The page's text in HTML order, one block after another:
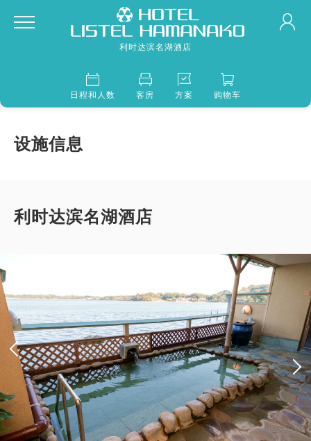
利时达滨名湖酒店
日程和人数 客房 方案 购物车
设施信息
利时达滨名湖酒店